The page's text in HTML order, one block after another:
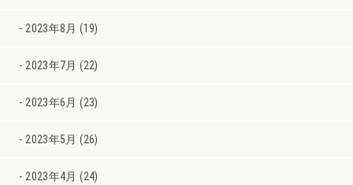
2023年8月 (19)
2023年7月 (22)
2023年6月 (23)
2023年5月 (26)
2023年4月 (24)